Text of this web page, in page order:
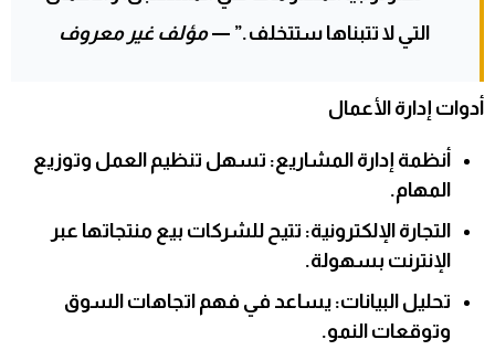
التي لا تتبناها ستتخلف.” —مؤلف غير معروف
أدوات إدارة الأعمال
أنظمة إدارة المشاريع: تسهل تنظيم العمل وتوزيع
المهام.
التجارة الإلكترونية: تتيح للشركات بيع منتجاتها عبر
الإنترنت بسهولة.
تحليل البيانات: يساعد في فهم اتجاهات السوق
وتوقعات النمو.